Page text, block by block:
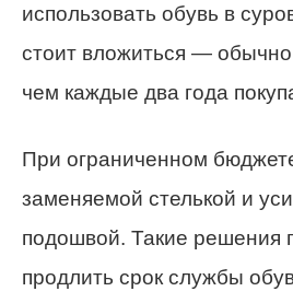
использовать обувь в
стоит вложиться —
чем каждые два года
При ограниченном
заменяемой стелькой и
подошвой. Такие решения
продлить срок службы